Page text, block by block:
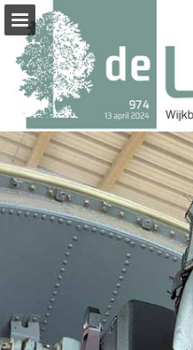
Pagina overzicht
Zoeken
Publicatie rapporteren